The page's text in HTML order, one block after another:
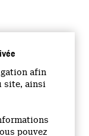
afin
site, ainsi
pouvez